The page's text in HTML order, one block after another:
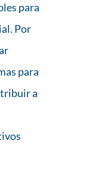
para
Por
para
a